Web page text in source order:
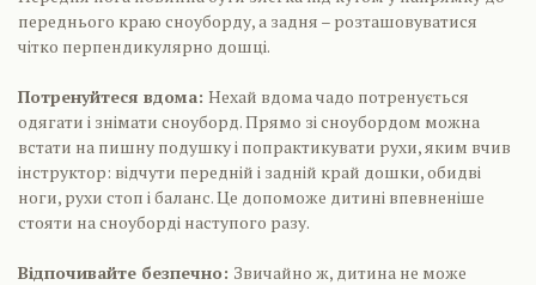
переднього краю сноуборду, а задня – розташовуватися
чітко перпендикулярно дошці.
Потренуйтеся вдома: Нехай вдома чадо потренується
одягати і знімати сноуборд. Прямо зі сноубордом можна
встати на пишну подушку і попрактикувати рухи, яким вчив
інструктор: відчути передній і задній край дошки, обидві
ноги, рухи стоп і баланс. Це допоможе дитині впевненіше
стояти на сноуборді наступого разу.
Відпочивайте безпечно: Звичайно ж, дитина не може